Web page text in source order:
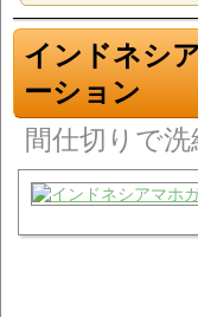
インドネシ
ーション
間仕切りで